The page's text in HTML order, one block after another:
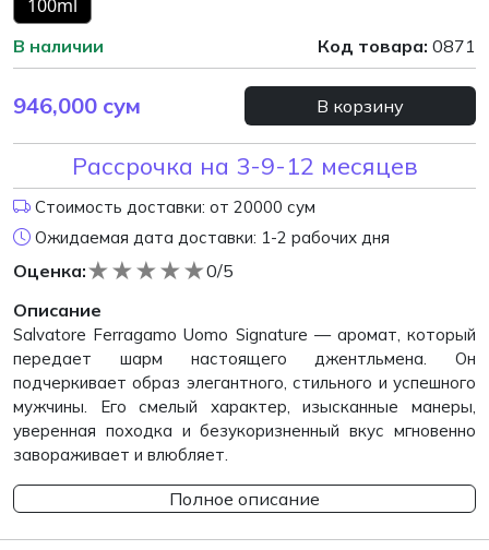
100ml
В наличии Код товара: 0871
946,000 сум В корзину
Рассрочка на 3-9-12 месяцев
Стоимость доставки: от 20000 сум
Ожидаемая дата доставки: 1-2 рабочих дня
Оценка: ★
★
★
★
★
0/5
Описание
Salvatore Ferragamo Uomo Signature — аромат, который
передает шарм настоящего джентльмена. Он
подчеркивает образ элегантного, стильного и успешного
мужчины. Его смелый характер, изысканные манеры,
уверенная походка и безукоризненный вкус мгновенно
завораживает и влюбляет.
Полное описание